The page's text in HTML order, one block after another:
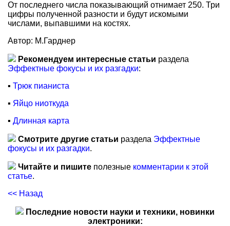
От последнего числа показывающий отнимает 250. Три
цифры полученной разности и будут искомыми
числами, выпавшими на костях.
Автор: М.Гарднер
Рекомендуем интересные статьи раздела
Эффектные фокусы и их разгадки:
▪ Трюк пианиста
▪ Яйцо ниоткуда
▪ Длинная карта
Смотрите другие статьи раздела Эффектные
фокусы и их разгадки.
Читайте и пишите полезные комментарии к этой
статье.
<< Назад
Последние новости науки и техники, новинки
электроники: